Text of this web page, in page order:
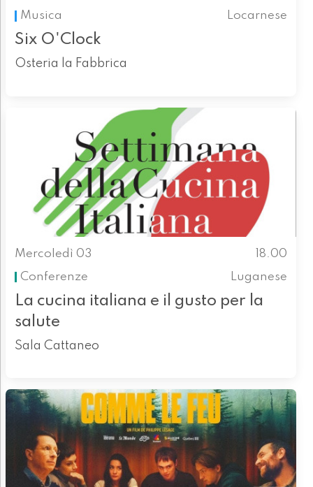
Musica
Locarnese
Six O'Clock
Osteria la Fabbrica
Mercoledì 03
18.00
Conferenze
Luganese
La cucina italiana e il gusto per la
salute
Sala Cattaneo